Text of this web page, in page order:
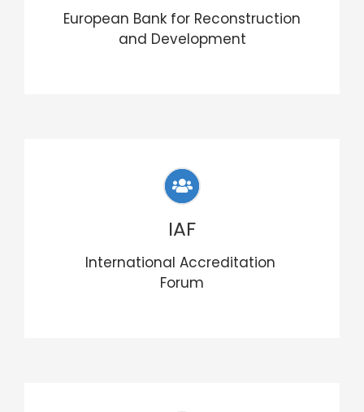
European Bank for Reconstruction
and Development
IAF
International Accreditation
Forum